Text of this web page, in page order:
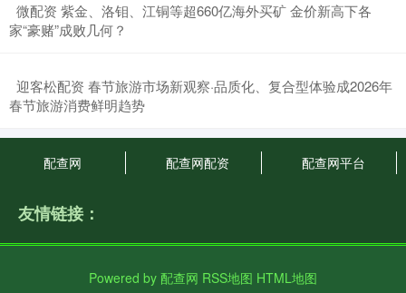
​微配资 紫金、洛钼、江铜等超660亿海外买矿 金价新高下各
家“豪赌”成败几何？
​迎客松配资 春节旅游市场新观察·品质化、复合型体验成2026年
春节旅游消费鲜明趋势
配查网 配查网配资 配查网平台
友情链接：
Powered by 配查网 RSS地图 HTML地图